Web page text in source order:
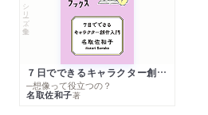
シリーズ・全集
７日でできるキャラクター創作入門
─想像って役立つの？
名取佐和子著